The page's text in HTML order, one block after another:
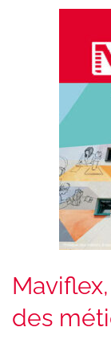
des